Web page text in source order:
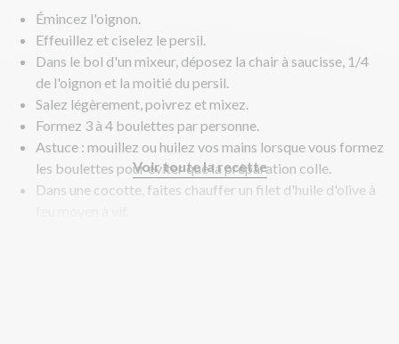
Émincez l'oignon.
Effeuillez et ciselez le persil.
Dans le bol d'un mixeur, déposez la chair à saucisse, 1/4
de l'oignon et la moitié du persil.
Salez légèrement, poivrez et mixez.
Formez 3 à 4 boulettes par personne.
Astuce : mouillez ou huilez vos mains lorsque vous formez
les boulettes pour éviter que la préparation colle.
Dans une cocotte, faites chauffer un filet d'huile d'olive à
Voir toute la recette